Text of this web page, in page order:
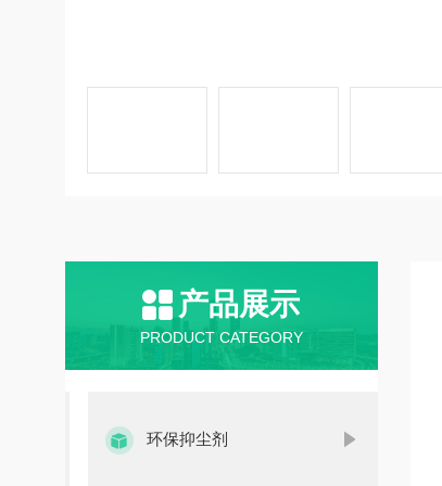
产品展示
PRODUCT CATEGORY
环保抑尘剂